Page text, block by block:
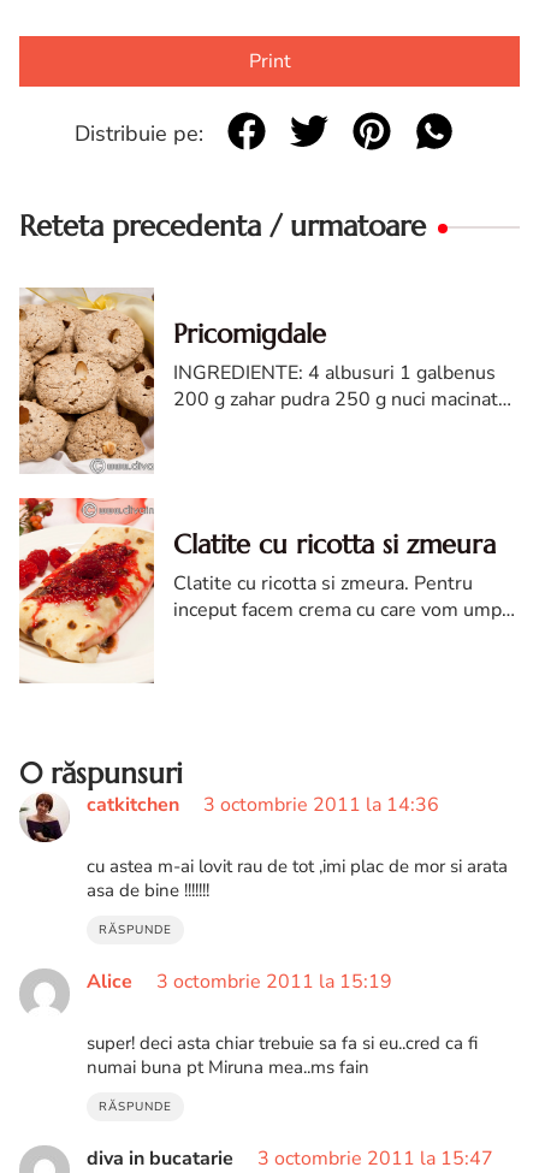
Print
Distribuie pe:
Reteta precedenta / urmatoare
Pricomigdale
INGREDIENTE: 4 albusuri 1 galbenus
200 g zahar pudra 250 g nuci macinate
Clatite cu ricotta si zmeura
Clatite cu ricotta si zmeura. Pentru
inceput facem crema cu care vom umple
0 răspunsuri
catkitchen 3 octombrie 2011 la 14:36
cu astea m-ai lovit rau de tot ,imi plac de mor si arata
asa de bine !!!!!!!
RĂSPUNDE
Alice 3 octombrie 2011 la 15:19
super! deci asta chiar trebuie sa fa si eu..cred ca fi
numai buna pt Miruna mea..ms fain
RĂSPUNDE
diva in bucatarie 3 octombrie 2011 la 15:47